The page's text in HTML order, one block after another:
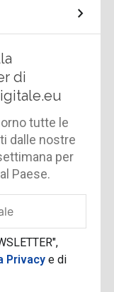
di
tutte le
dalle nostre
per
Paese.
Privacye di